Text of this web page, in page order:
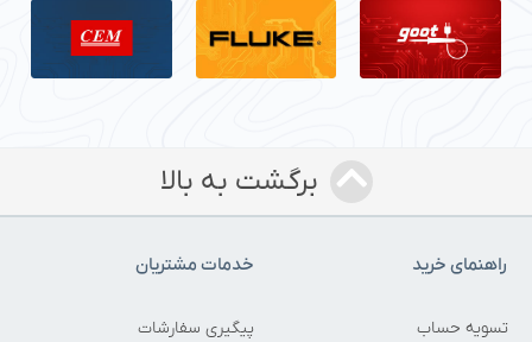
برگشت به بالا
راهنمای خرید
تسویه حساب
خدمات مشتریان
پیگیری سفارشات